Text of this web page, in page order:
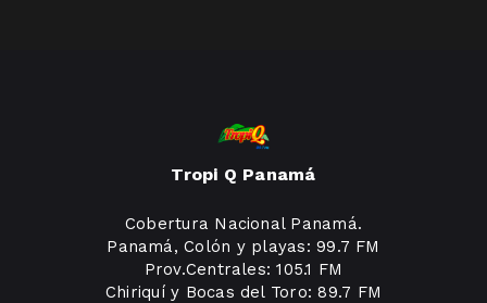
Tropi Q Panamá
Cobertura Nacional Panamá.
Panamá, Colón y playas: 99.7 FM
Prov.Centrales: 105.1 FM
Chiriquí y Bocas del Toro: 89.7 FM